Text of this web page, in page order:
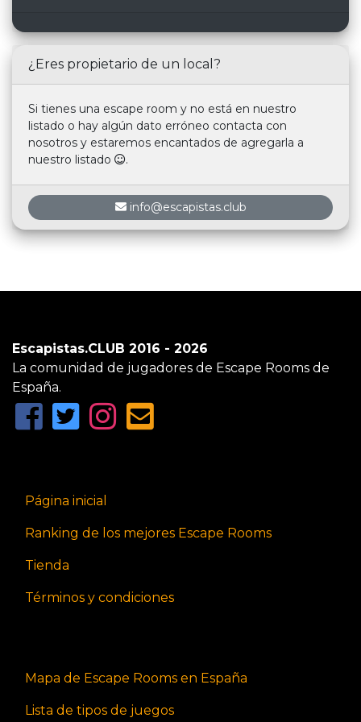
¿Eres propietario de un local?
Si tienes una escape room y no está en nuestro
listado o hay algún dato erróneo contacta con
nosotros y estaremos encantados de agregarla a
nuestro listado
.
info@escapistas.club
Escapistas.CLUB 2016 - 2026
La comunidad de jugadores de Escape Rooms de
España.
Página inicial
Ranking de los mejores Escape Rooms
Tienda
Términos y condiciones
Mapa de Escape Rooms en España
Lista de tipos de juegos